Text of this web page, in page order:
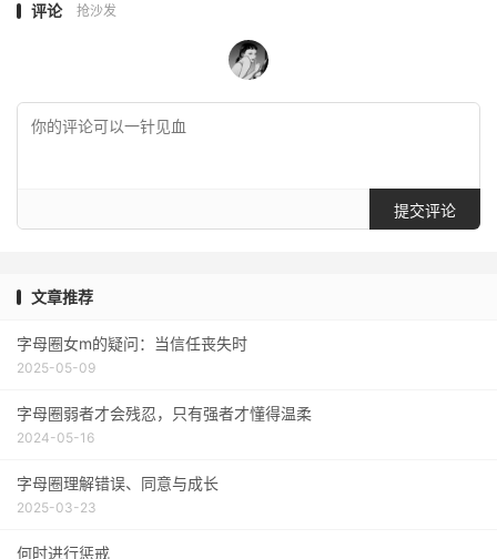
评论 抢沙发
提交评论
文章推荐
字母圈女m的疑问：当信任丧失时
2025-05-09
字母圈弱者才会残忍，只有强者才懂得温柔
2024-05-16
字母圈理解错误、同意与成长
2025-03-23
何时进行惩戒